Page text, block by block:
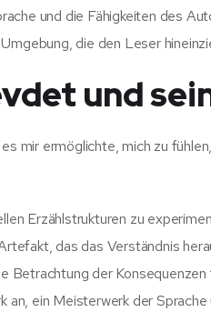
und die Fähigkeiten des
die den Leser
und
mir ermöglichte, mich zu
Erzählstrukturen zu
das das Verständnis
Betrachtung der
ein Meisterwerk der